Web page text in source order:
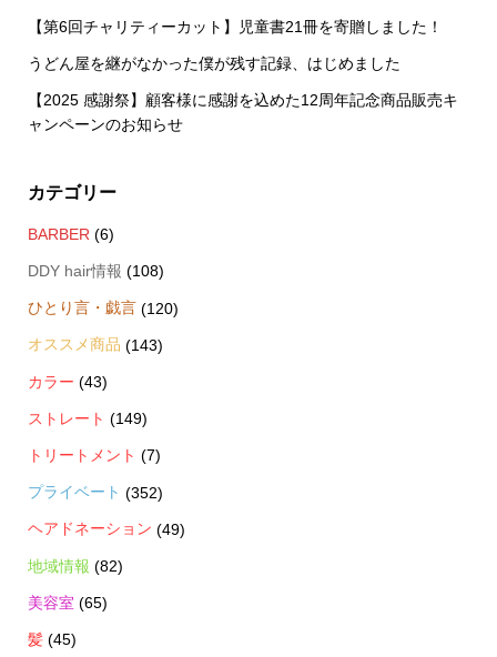
【第6回チャリティーカット】児童書21冊を寄贈しました！
うどん屋を継がなかった僕が残す記録、はじめました
【2025 感謝祭】顧客様に感謝を込めた12周年記念商品販売キ
ャンペーンのお知らせ
カテゴリー
BARBER (6)
DDY hair情報 (108)
ひとり言・戯言(120)
オススメ商品 (143)
カラー (43)
ストレート (149)
トリートメント (7)
プライベート (352)
ヘアドネーション (49)
地域情報 (82)
美容室 (65)
髪(45)